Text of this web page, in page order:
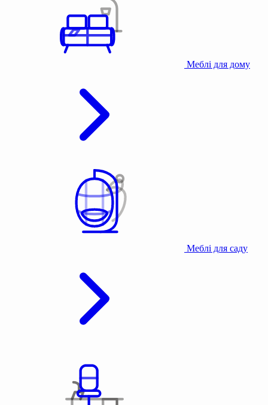
Меблі для дому
Меблі для саду